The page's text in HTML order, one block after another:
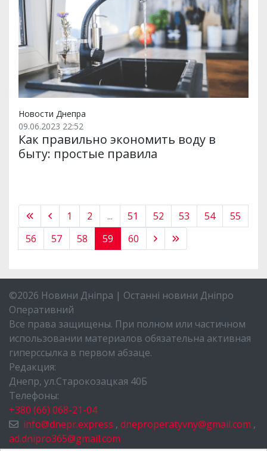
Новости Днепра
09.06.2023 22:52
Как правильно экономить воду в
быту: простые правила
1 2 ... 51 52 53 54
55
56
57 58 59 60
©2026 Новини Дніпра | Останні новини Дніпро
Оперативний
Все права защищены. При полном или частичном
использовании материалов обязательна активная
гиперссылка в первом абзаце.
Редакция:
Днепр, ул.Старокозацкая 40Б
Телефоны:
+380 (66) 068-21-04
info@dnepr.express , dneproperatyvny@gmail.com ,
ad.dnipro365@gmail.com